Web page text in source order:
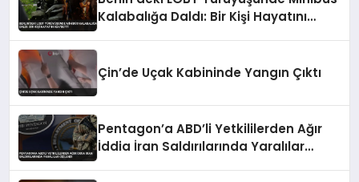
Kalabalığa Daldı: Bir Kişi Hayatını
Çin’de Uçak Kabininde Yangın Çıktı
Pentagon’a ABD’li Yetkililerden Ağır
İddia İran Saldırılarında Yaralılar